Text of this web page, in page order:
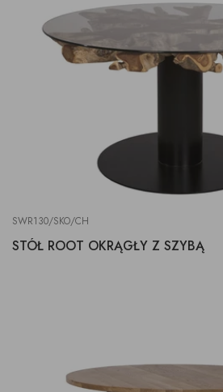
SWR130/SKO/CH
STÓŁ ROOT OKRĄGŁY Z SZYBĄ